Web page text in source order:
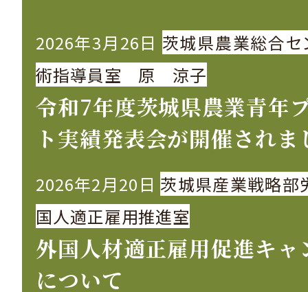
2026年3月26日 茨城県農業総合セ
術指導員室 原 涼子
令和7年度茨城県農業青年
ト実績発表会が開催されま
2026年2月20日 茨城県産業戦略部
国人適正雇用推進室
外国人材適正雇用促進キャ
について